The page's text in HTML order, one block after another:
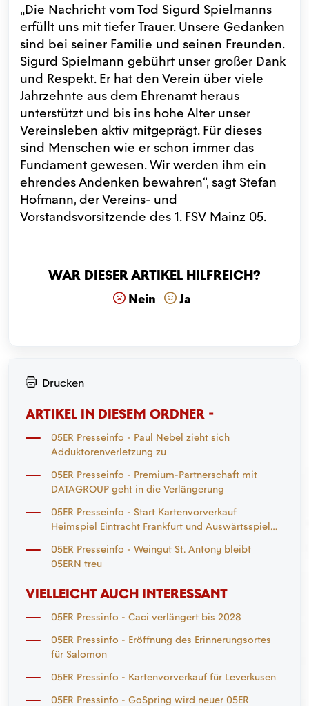
„Die Nachricht vom Tod Sigurd Spielmanns
erfüllt uns mit tiefer Trauer. Unsere Gedanken
sind bei seiner Familie und seinen Freunden.
Sigurd Spielmann gebührt unser großer Dank
und Respekt. Er hat den Verein über viele
Jahrzehnte aus dem Ehrenamt heraus
unterstützt und bis ins hohe Alter unser
Vereinsleben aktiv mitgeprägt. Für dieses
sind Menschen wie er schon immer das
Fundament gewesen. Wir werden ihm ein
ehrendes Andenken bewahren“, sagt Stefan
Hofmann, der Vereins- und
Vorstandsvorsitzende des 1. FSV Mainz 05.
War dieser Artikel hilfreich?
Nein Ja
Drucken
ARTIKEL IN DIESEM ORDNER -
05ER Presseinfo - Paul Nebel zieht sich
Adduktorenverletzung zu
05ER Presseinfo - Premium-Partnerschaft mit
DATAGROUP geht in die Verlängerung
05ER Presseinfo - Start Kartenvorverkauf
Heimspiel Eintracht Frankfurt und Auswärtsspiel
05ER Presseinfo - Weingut St. Antony bleibt
05ERN treu
VIELLEICHT AUCH INTERESSANT
05ER Pressinfo - Caci verlängert bis 2028
05ER Pressinfo - Eröffnung des Erinnerungsortes
für Salomon
05ER Pressinfo - Kartenvorverkauf für Leverkusen
05ER Pressinfo - GoSpring wird neuer 05ER